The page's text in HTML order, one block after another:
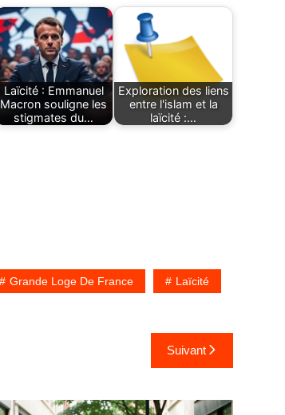
Laïcité : Emmanuel
Macron souligne les
stigmates du…
Exploration des liens
entre l'islam et la
laïcité :…
Grande Loge De France Laïcité
Suivant